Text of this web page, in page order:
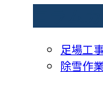
足場工
除雪作